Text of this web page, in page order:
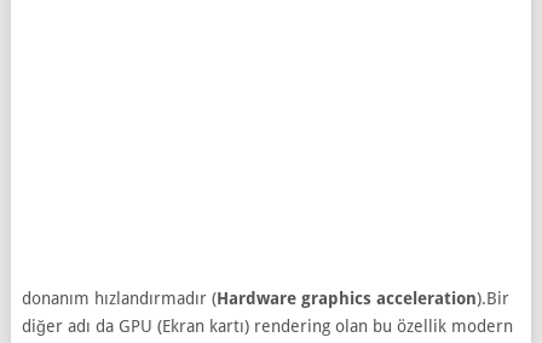
donanım hızlandırmadır (Hardware graphics acceleration).Bir
diğer adı da GPU (Ekran kartı) rendering olan bu özellik modern